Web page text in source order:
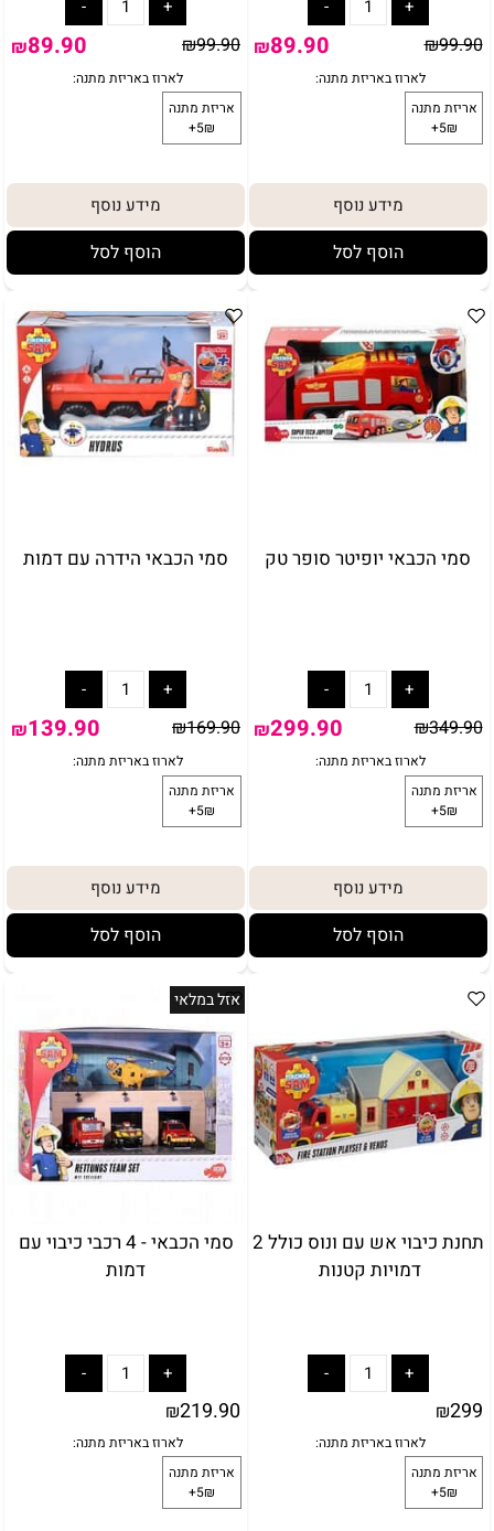
5₪+
מתנה:
אריזת מתנה
₪99.90
₪89.90
מידע נוסף
הוסף לסל
₪99.90
₪89.90
מידע נוסף
הוסף לסל
סמי הכבאי יופיטר סופר טק
₪349.90
₪299.90
מידע נוסף
הוסף לסל
סמי הכבאי הידרה עם דמות
₪169.90
₪139.90
מידע נוסף
הוסף לסל
תחנת כיבוי אש עם ונוס כולל 2
דמויות קטנות
₪299
אזל במלאי
סמי הכבאי - 4 רכבי כיבוי עם
דמות
₪219.90